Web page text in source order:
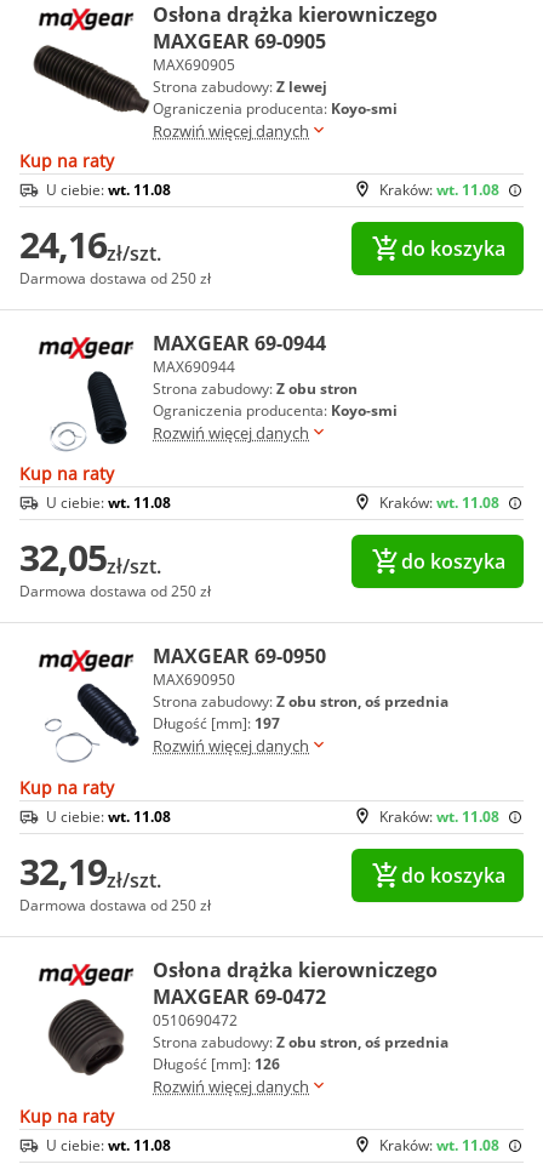
Osłona drążka kierowniczego
MAXGEAR 69-0905
MAX690905
Strona zabudowy:Z lewej
Ograniczenia producenta: Koyo-smi
Rozwiń więcej danych
Kup na raty
Kraków:wt. 11.08
U ciebie:wt. 11.08
24,16zł/szt.
Darmowa dostawa od 250 zł
do koszyka
MAXGEAR 69-0944
MAX690944
Strona zabudowy:Z obu stron
Ograniczenia producenta: Koyo-smi
Rozwiń więcej danych
Kup na raty
Kraków:wt. 11.08
U ciebie:wt. 11.08
32,05zł/szt.
Darmowa dostawa od 250 zł
do koszyka
MAXGEAR 69-0950
MAX690950
Strona zabudowy:Z obu stron, oś przednia
Długość [mm]: 197
Rozwiń więcej danych
Kup na raty
Kraków:wt. 11.08
U ciebie:wt. 11.08
32,19zł/szt.
Darmowa dostawa od 250 zł
do koszyka
Osłona drążka kierowniczego
MAXGEAR 69-0472
0510690472
Strona zabudowy:Z obu stron, oś przednia
Długość [mm]: 126
Rozwiń więcej danych
Kup na raty
Kraków:wt. 11.08
U ciebie:wt. 11.08